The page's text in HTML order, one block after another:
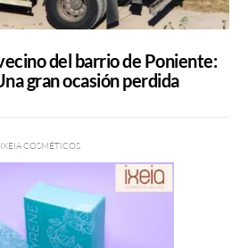
del barrio de Poniente:
gran ocasión perdida